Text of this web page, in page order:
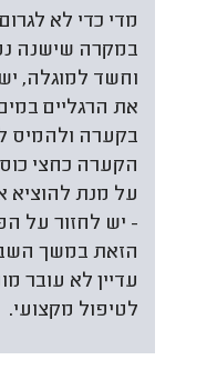
מדי כדי לא
במקרה שישנה
וחשד למוגלה,
את הרגליים
בקערה ולהמיס
הקערה כחצי
על מנת להוציא
- יש לחזור על
הזאת במשך
עדיין לא עובר
לטיפול מקצועי.